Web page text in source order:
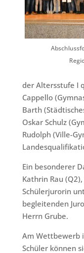
der Altersstufe I
Cappello
Barth
Oskar Schulz
Rudolph (Ville-
Ein besonderer
Kathrin Rau
Schülerjurorin
begleitenden
Herrn Grube.
Am Wettbewerb
Schüler können